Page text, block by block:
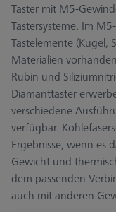
Taster mit M5-
Tastersysteme. Im
Tastelemente (Kugel,
Materialien
Rubin und
Diamanttaster
verschiedene
verfügbar.
Ergebnisse, wenn es
Gewicht und
dem passenden
auch mit anderen